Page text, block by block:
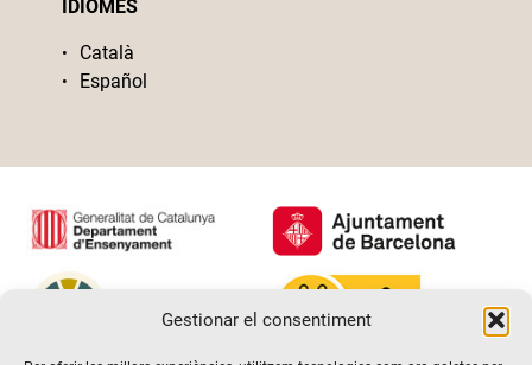
Gestionar el consentiment
IDIOMES
Català
Español